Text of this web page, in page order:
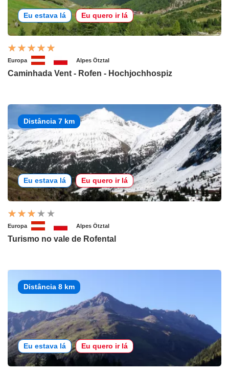
Eu estava lá Eu quero ir lá
Europa Alpes Ötztal
Caminhada Vent - Rofen - Hochjochhospiz
Distância 7 km
Eu estava lá Eu quero ir lá
Europa Alpes Ötztal
Turismo no vale de Rofental
Distância 8 km
Eu estava lá Eu quero ir lá